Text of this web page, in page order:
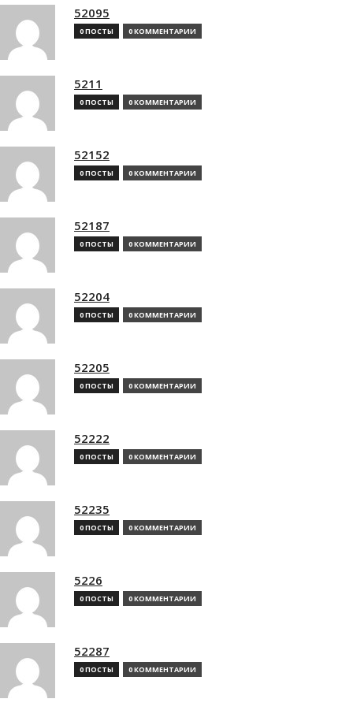
52095
0 ПОСТЫ 0 КОММЕНТАРИИ
5211
0 ПОСТЫ 0 КОММЕНТАРИИ
52152
0 ПОСТЫ 0 КОММЕНТАРИИ
52187
0 ПОСТЫ 0 КОММЕНТАРИИ
52204
0 ПОСТЫ 0 КОММЕНТАРИИ
52205
0 ПОСТЫ 0 КОММЕНТАРИИ
52222
0 ПОСТЫ 0 КОММЕНТАРИИ
52235
0 ПОСТЫ 0 КОММЕНТАРИИ
5226
0 ПОСТЫ 0 КОММЕНТАРИИ
52287
0 ПОСТЫ 0 КОММЕНТАРИИ